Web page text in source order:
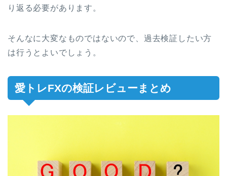
り返る必要があります。
そんなに大変なものではないので、過去検証したい方
は行うとよいでしょう。
愛トレFXの検証レビューまとめ